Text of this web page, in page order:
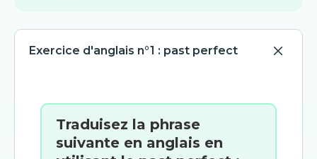
Exercice d'anglais n°1 : past perfect
Traduisez la phrase
suivante en anglais en